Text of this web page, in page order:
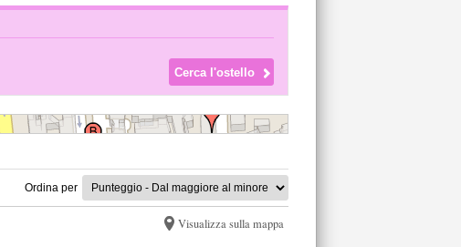
Ordina per
Visualizza sulla mappa